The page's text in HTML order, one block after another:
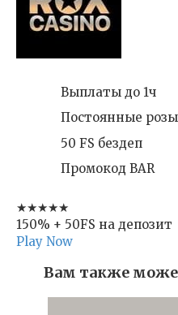
Выплаты до 1ч
Постоянные
50 FS бездеп
Промокод BAR
★★★★★
150% + 50FS на депозит
Play Now
Вам также